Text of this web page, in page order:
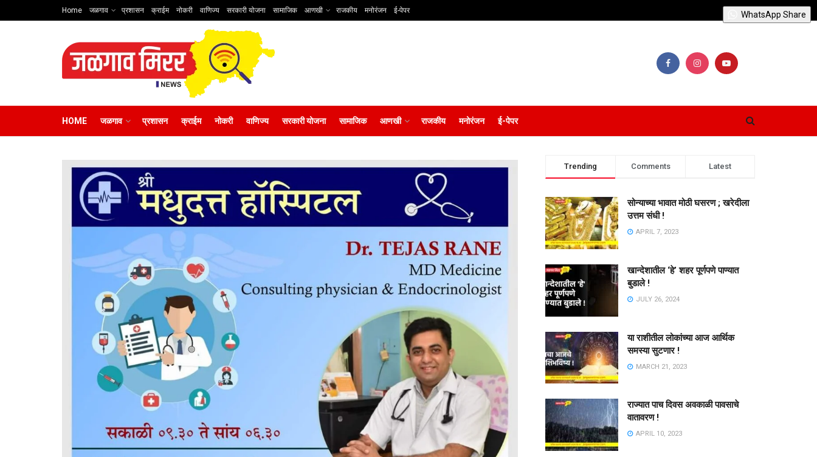
Home जळगाव प्रशासन क्राईम नोकरी वाणिज्य सरकारी योजना सामाजिक आणखी राजकीय मनोरंजन ई-पेपर
HOME जळगाव प्रशासन क्राईम नोकरी वाणिज्य सरकारी योजना सामाजिक आणखी राजकीय मनोरंजन ई-पेपर
Trending Comments Latest
सोन्याच्या भावात मोठी घसरण ; खरेदीला
उत्तम संधी !
APRIL 7, 2023
खान्देशातील ‘हे’ शहर पूर्णपणे पाण्यात
बुडाले !
JULY 26, 2024
या राशीतील लोकांच्या आज आर्थिक
समस्या सुटणार !
MARCH 21, 2023
राज्यात पाच दिवस अवकाळी पावसाचे
वातावरण !
APRIL 10, 2023
WhatsApp Share